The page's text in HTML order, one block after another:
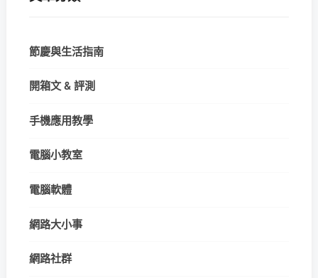
節慶與生活指南
開箱文 & 評測
手機應用教學
電腦小教室
電腦軟體
網路大小事
網路社群